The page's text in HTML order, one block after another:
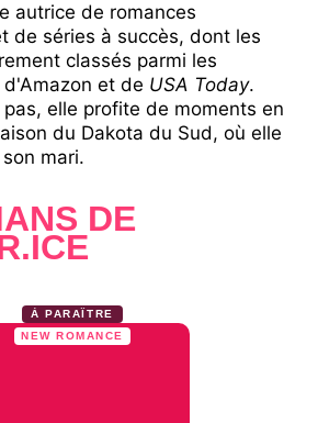
autrice de romances
de séries à succès, dont les
classés parmi les
et de USA Today.
elle profite de moments en
du Dakota du Sud, où elle
mari.
DE
À PARAÎTRE
NEW ROMANCE